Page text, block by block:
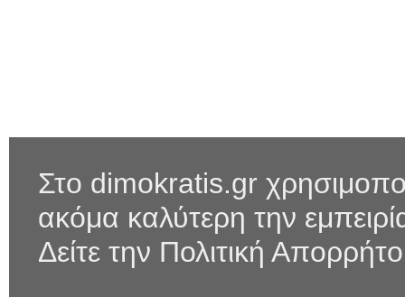
Στο dimokratis.gr
ακόμα καλύτερη την
Δείτε την Πολιτική